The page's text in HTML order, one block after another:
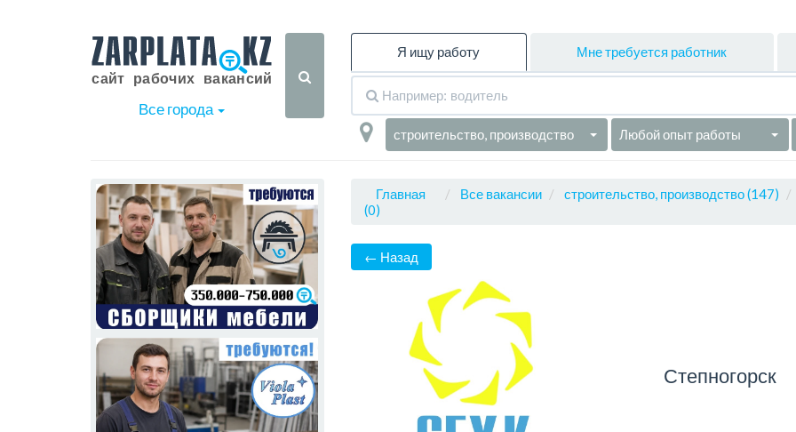
Все города
Я ищу работу Мне требуется работник
строительство, производство Любой опыт работы
Главная Все вакансии строительство, производство (147)
(0)
← Назад
Степногорск